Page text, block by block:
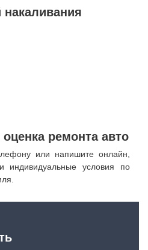
ремонта авто
или напишите онлайн,
индивидуальные условия по